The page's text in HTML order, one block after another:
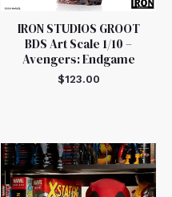
IRON STUDIOS GROOT
BDS Art Scale 1/10 –
Avengers: Endgame
$123.00